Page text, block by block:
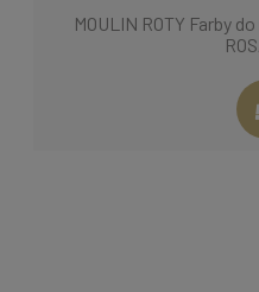
MOULIN ROTY Farby